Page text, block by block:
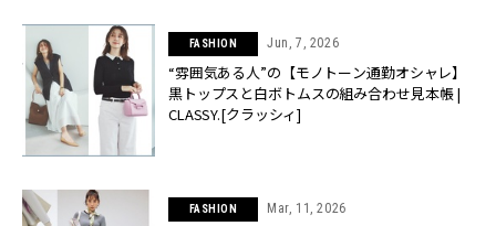
FASHION Jun, 7, 2026
“雰囲気ある人”の【モノトーン通勤オシャレ】
黒トップスと白ボトムスの組み合わせ見本帳 |
CLASSY.[クラッシィ]
FASHION Mar, 11, 2026